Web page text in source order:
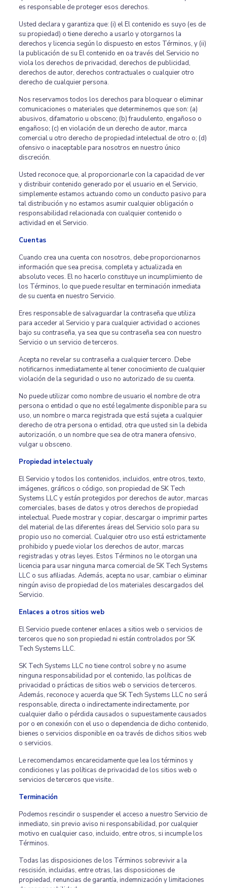
es responsable de proteger esos derechos.
Usted declara y garantiza que: (i) el El contenido es suyo (es de
su propiedad) o tiene derecho a usarlo y otorgarnos la
derechos y licencia según lo dispuesto en estos Términos, y (ii)
la publicación de su El contenido en oa través del Servicio no
viola los derechos de privacidad, derechos de publicidad,
derechos de autor, derechos contractuales o cualquier otro
derecho de cualquier persona.
Nos reservamos todos los derechos para bloquear o eliminar
comunicaciones o materiales que determinemos que son: (a)
abusivos, difamatorio u obsceno; (b) fraudulento, engañoso o
engañoso; (c) en violación de un derecho de autor, marca
comercial u otro derecho de propiedad intelectual de otro o; (d)
ofensivo o inaceptable para nosotros en nuestro único
discreción.
Usted reconoce que, al proporcionarle con la capacidad de ver
y distribuir contenido generado por el usuario en el Servicio,
simplemente estamos actuando como un conducto pasivo para
tal distribución y no estamos asumir cualquier obligación o
responsabilidad relacionada con cualquier contenido o
actividad en el Servicio.
Cuentas
Cuando crea una cuenta con nosotros, debe proporcionarnos
información que sea precisa, completa y actualizada en
absoluto veces. El no hacerlo constituye un incumplimiento de
los Términos, lo que puede resultar en terminación inmediata
de su cuenta en nuestro Servicio.
Eres responsable de salvaguardar la contraseña que utiliza
para acceder al Servicio y para cualquier actividad o acciones
bajo su contraseña, ya sea que su contraseña sea con nuestro
Servicio o un servicio de terceros.
Acepta no revelar su contraseña a cualquier tercero. Debe
notificarnos inmediatamente al tener conocimiento de cualquier
violación de la seguridad o uso no autorizado de su cuenta.
No puede utilizar como nombre de usuario el nombre de otra
persona o entidad o que no esté legalmente disponible para su
uso, un nombre o marca registrada que está sujeta a cualquier
derecho de otra persona o entidad, otra que usted sin la debida
autorización, o un nombre que sea de otra manera ofensivo,
vulgar u obsceno.
Propiedad intelectualy
El Servicio y todos los contenidos, incluidos, entre otros, texto,
imágenes, gráficos o código, son propiedad de SK Tech
Systems LLC y están protegidos por derechos de autor, marcas
comerciales, bases de datos y otros derechos de propiedad
intelectual. Puede mostrar y copiar, descargar o imprimir partes
del material de las diferentes áreas del Servicio solo para su
propio uso no comercial. Cualquier otro uso está estrictamente
prohibido y puede violar los derechos de autor, marcas
registradas y otras leyes. Estos Términos no le otorgan una
licencia para usar ninguna marca comercial de SK Tech Systems
LLC o sus afiliadas. Además, acepta no usar, cambiar o eliminar
ningún aviso de propiedad de los materiales descargados del
Servicio.
Enlaces a otros sitios web
El Servicio puede contener enlaces a sitios web o servicios de
terceros que no son propiedad ni están controlados por SK
Tech Systems LLC.
SK Tech Systems LLC no tiene control sobre y no asume
ninguna responsabilidad por el contenido, las políticas de
privacidad o prácticas de sitios web o servicios de terceros.
Además, reconoce y acuerda que SK Tech Systems LLC no será
responsable, directa o indirectamente indirectamente, por
cualquier daño o pérdida causados ​​o supuestamente causados ​​
por o en conexión con el uso o dependencia de dicho contenido,
bienes o servicios disponible en oa través de dichos sitios web
o servicios.
Le recomendamos encarecidamente que lea los términos y
condiciones y las políticas de privacidad de los sitios web o
servicios de terceros que visite..
Terminación
Podemos rescindir o suspender el acceso a nuestro Servicio de
inmediato, sin previo aviso ni responsabilidad, por cualquier
motivo en cualquier caso, incluido, entre otros, si incumple los
Términos.
Todas las disposiciones de los Términos sobrevivir a la
rescisión, incluidas, entre otras, las disposiciones de
propiedad, renuncias de garantía, indemnización y limitaciones